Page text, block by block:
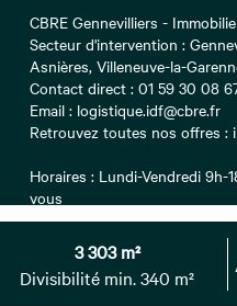
3 303 m²
Divisibilité min. 340 m²
CBRE Gennevilliers -
Secteur d'intervention :
Asnières, Villeneuve-la-
Contact direct : 01 59 30 08
Email : logistique.idf@cbre.fr
Retrouvez toutes nos offres :
Horaires : Lundi-Vendredi 9h-
vous
Certifications : MRICS,